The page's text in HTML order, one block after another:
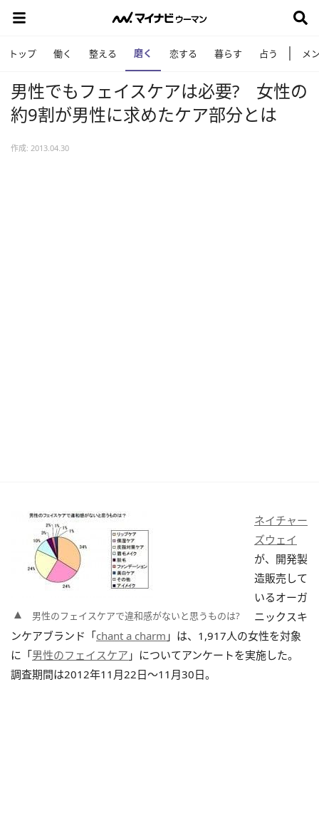
トップ 働く 整える 磨く 恋する 暮らす 占う メ
男性でもフェイスケアは必要? 女性の
約9割が男性に求めたケア部分とは
作成: 2013.04.30
男性のフェイスケアで違和感がないと思うものは?
ネイチャー
ズウェイ
が、開発製
造販売して
いるオーガ
ニックスキ
ンケアブランド「chant a charm 」は、1,917人の女性を対象
に「男性のフェイスケア 」についてアンケートを実施した。
調査期間は2012年11月22日～11月30日。